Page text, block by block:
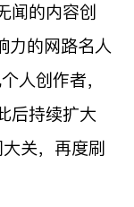
闻的内容创
力的网路名人
人创作者，
后持续扩大
关，再度刷